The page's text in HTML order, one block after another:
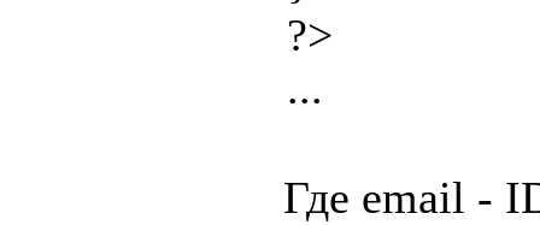
?>
...
Где email -